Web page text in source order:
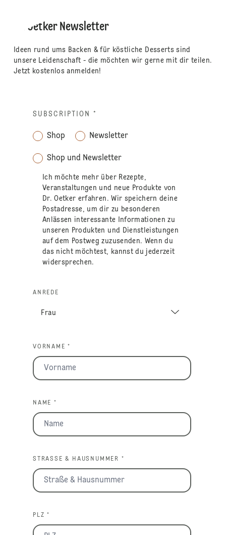
Dr. Oetker Newsletter
Ideen rund ums Backen & für köstliche Desserts sind
unsere Leidenschaft - die möchten wir gerne mit dir teilen.
Jetzt kostenlos anmelden!
SUBSCRIPTION *
Shop Newsletter
Shop und Newsletter
Ich möchte mehr über Rezepte,
Veranstaltungen und neue Produkte von
Dr. Oetker erfahren. Wir speichern deine
Postadresse, um dir zu besonderen
Anlässen interessante Informationen zu
unseren Produkten und Dienstleistungen
auf dem Postweg zuzusenden. Wenn du
das nicht möchtest, kannst du jederzeit
widersprechen.
ANREDE
VORNAME *
NAME *
STRASSE & HAUSNUMMER *
PLZ *